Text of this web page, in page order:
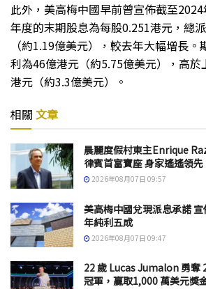
此外，美高梅中國早前曾宣佈截至
年度的末期股息為每股0.251港元，總
（約1.19億美元），較去年大幅增長
利為46億港元（約5.75億美元），高
港元（約3.3億美元）。
相關 文章
晨麗度假村東主Enrique
律賓首富寶座 身家遙遙領先
2026年08月07日 09:57
美高梅中國兌現派息承諾
年純利五成
2026年08月07日 09:47
22 歲 Lucas Jumalon 勇奪
冠軍，贏取1,000 萬美元獎